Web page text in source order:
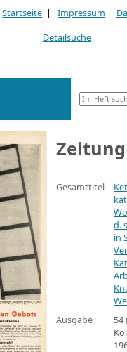
Startseite | Impressum
Detailsuche
Zeitung
Gesamttitel
d.
in
Ausgabe
54